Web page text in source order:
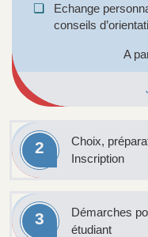
❏
Echange
conseils
A
2
Choix,
Inscription
3
Démarches
étudiant